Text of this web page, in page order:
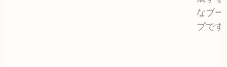
なブー
プです